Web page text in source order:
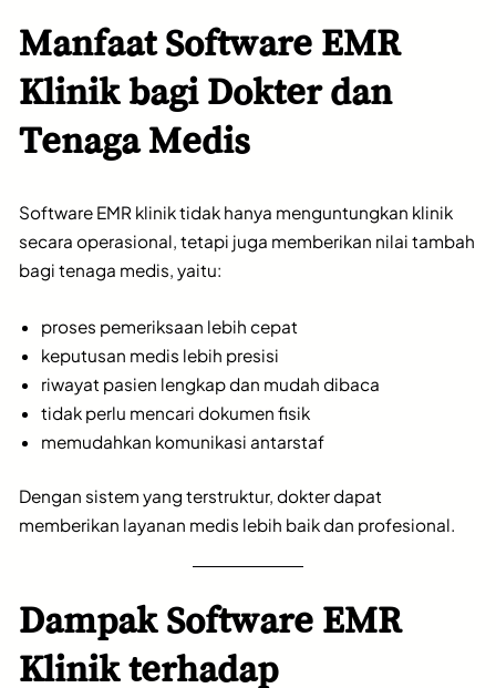
Manfaat Software EMR
Klinik bagi Dokter dan
Tenaga Medis
Software EMR klinik tidak hanya menguntungkan klinik
secara operasional, tetapi juga memberikan nilai tambah
bagi tenaga medis, yaitu:
proses pemeriksaan lebih cepat
keputusan medis lebih presisi
riwayat pasien lengkap dan mudah dibaca
tidak perlu mencari dokumen fisik
memudahkan komunikasi antarstaf
Dengan sistem yang terstruktur, dokter dapat
memberikan layanan medis lebih baik dan profesional.
Dampak Software EMR
Klinik terhadap